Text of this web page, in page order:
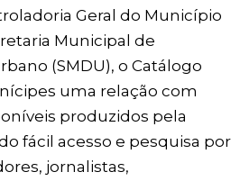
Geral do Município
Municipal de
(SMDU), o Catálogo
uma relação com
produzidos pela
fácil acesso e pesquisa por
jornalistas,